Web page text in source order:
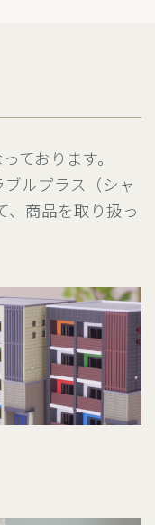
ております。
ルプラス（シャ
、商品を取り扱っ